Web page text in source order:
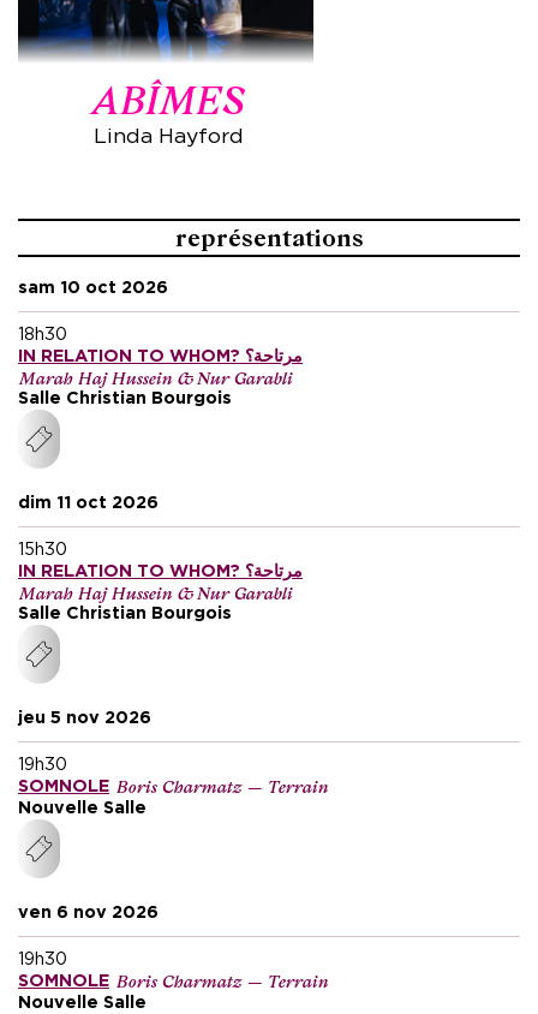
ABÎMES
Linda Hayford
représentations
sam 10 oct 2026
18h30
IN RELATION TO WHOM? مرتاحة؟
Marah Haj Hussein & Nur Garabli
Salle Christian Bourgois
dim 11 oct 2026
15h30
IN RELATION TO WHOM? مرتاحة؟
Marah Haj Hussein & Nur Garabli
Salle Christian Bourgois
jeu 5 nov 2026
19h30
SOMNOLE Boris Charmatz — Terrain
Nouvelle Salle
ven 6 nov 2026
19h30
SOMNOLE Boris Charmatz — Terrain
Nouvelle Salle